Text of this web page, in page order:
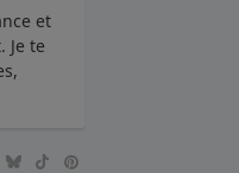
et
Je te